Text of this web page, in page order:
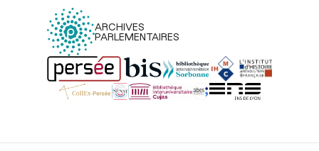
ARCHIVES
PARLEMENTAIRES
Menu